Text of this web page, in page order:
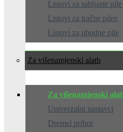
Listovi za sabljaste pile
Listovi za tračne pilee
Listovi za ubodne pile
Za višenamjenski alat
Za višenamjenski alat
Univerzalni nastavci
Dremel pribor